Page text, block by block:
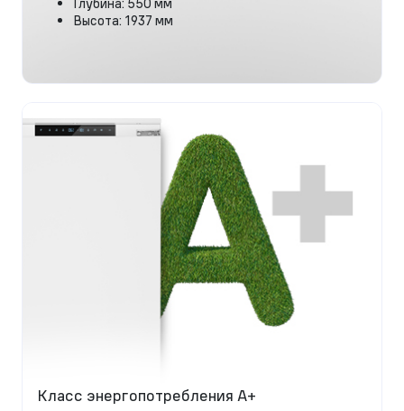
Высота: 1937 мм
Класс энергопотребления A+